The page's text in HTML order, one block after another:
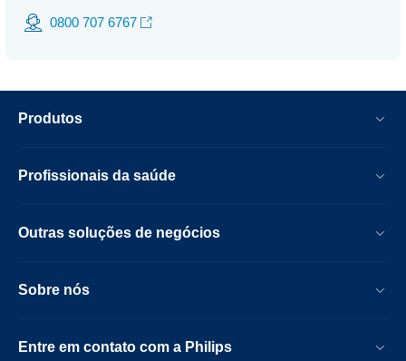
0800 707 6767
Produtos
Profissionais da saúde
Outras soluções de negócios
Sobre nós
Entre em contato com a Philips